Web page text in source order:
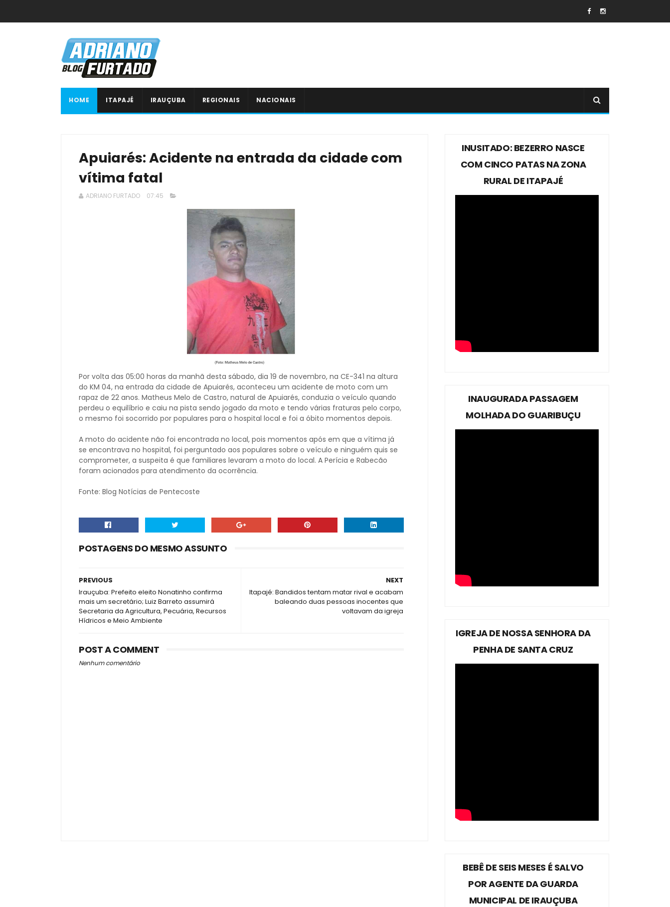
HOME ITAPAJÉ IRAUÇUBA REGIONAIS NACIONAIS
Apuiarés: Acidente na entrada da cidade com
vítima fatal
ADRIANO FURTADO 07:45
Por volta das 05:00 horas da manhã desta sábado, dia 19 de novembro, na CE-341 na altura
do KM 04, na entrada da cidade de Apuiarés, aconteceu um acidente de moto com um
rapaz de 22 anos. Matheus Melo de Castro, natural de Apuiarés, conduzia o veículo quando
perdeu o equilíbrio e caiu na pista sendo jogado da moto e tendo várias fraturas pelo corpo,
o mesmo foi socorrido por populares para o hospital local e foi a óbito momentos depois.
A moto do acidente não foi encontrada no local, pois momentos após em que a vítima já
se encontrava no hospital, foi perguntado aos populares sobre o veículo e ninguém quis se
comprometer, a suspeita é que familiares levaram a moto do local. A Perícia e Rabecão
foram acionados para atendimento da ocorrência.
Fonte: Blog Notícias de Pentecoste
POSTAGENS DO MESMO ASSUNTO
NEXT
Itapajé: Bandidos tentam matar rival e acabam
baleando duas pessoas inocentes que
voltavam da igreja
PREVIOUS
Irauçuba: Prefeito eleito Nonatinho confirma
mais um secretário; Luiz Barreto assumirá
Secretaria da Agricultura, Pecuária, Recursos
Hídricos e Meio Ambiente
POST A COMMENT
Nenhum comentário
INUSITADO: BEZERRO NASCE
COM CINCO PATAS NA ZONA
RURAL DE ITAPAJÉ
INAUGURADA PASSAGEM
MOLHADA DO GUARIBUÇU
IGREJA DE NOSSA SENHORA DA
PENHA DE SANTA CRUZ
BEBÊ DE SEIS MESES É SALVO
POR AGENTE DA GUARDA
MUNICIPAL DE IRAUÇUBA